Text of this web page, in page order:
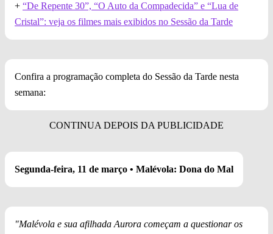
+ “De Repente 30”, “O Auto da Compadecida” e “Lua de
Cristal”: veja os filmes mais exibidos no Sessão da Tarde
Confira a programação completa do Sessão da Tarde nesta
semana:
Segunda-feira, 11 de março • Malévola: Dona do Mal
"Malévola e sua afilhada Aurora começam a questionar os